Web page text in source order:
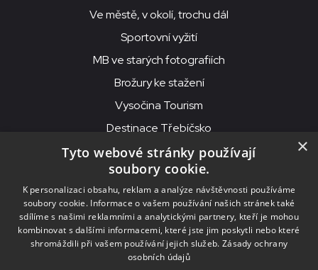
Ve městě, v okolí, trochu dál
Sportovní vyžití
MB ve starých fotografiích
Brožury ke stažení
Vysočina Tourism
Destinace Třebíčsko
© 2026MKS Beseda Mor. Budějovice
MKS Beseda, příspěvková organizace, Purcnerova 62, 676 02
Moravské Budějovice
IČO: 00091758, DIČ: CZ00091758, ID datové schránky: chjn2kd
×
Tyto webové stránky používají
soubory cookie.
K personalizaci obsahu, reklam a analýze návštěvnosti používáme
soubory cookie. Informace o vašem používání našich stránek také
sdílíme s našimi reklamními a analytickými partnery, kteří je mohou
kombinovat s dalšími informacemi, které jste jim poskytli nebo které
shromáždili při vašem používání jejich služeb. Zásady ochrany
osobních údajů